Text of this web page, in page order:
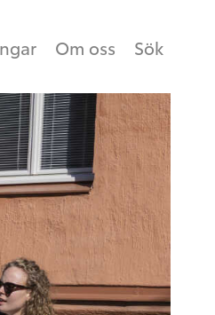
Om oss Sök